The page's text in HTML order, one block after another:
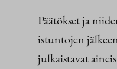
Päätökset ja
istuntojen
julkaistavat